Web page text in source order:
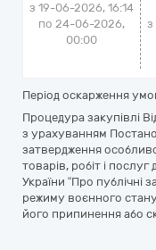
з 19-06-2026, 16:14
по 24-06-2026,
00:00
з
Період оскарження
Процедура закупівлі
з урахуванням
затвердження
товарів, робіт і
України “Про публічні
режиму воєнного стану
його припинення або